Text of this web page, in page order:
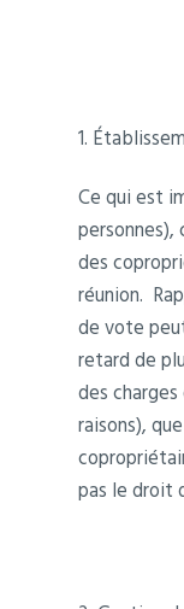
1.
Ce qui est
personnes),
des
réunion.
de vote
retard de
des charges
raisons),
pas le droit